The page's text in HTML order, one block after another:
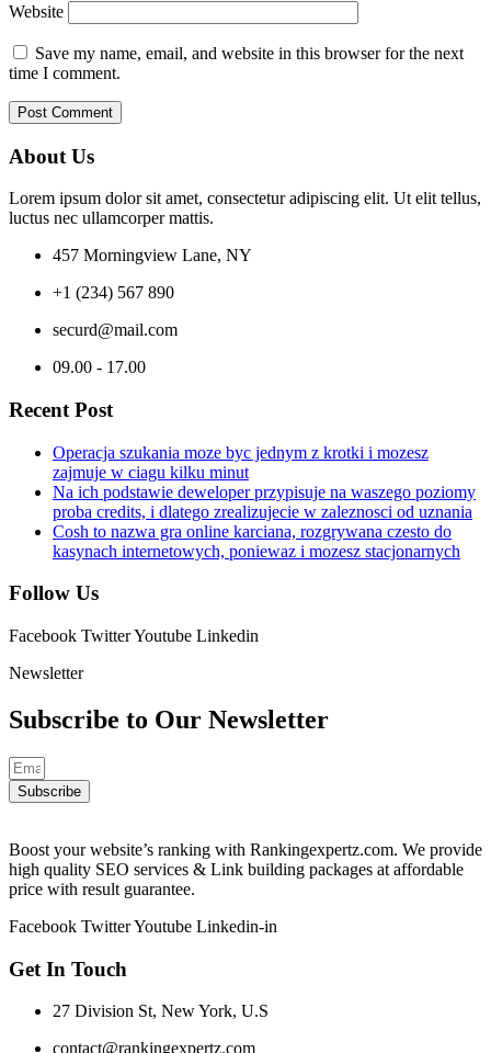
Website
Save my name, email, and website in this browser for the next
time I comment.
About Us
Lorem ipsum dolor sit amet, consectetur adipiscing elit. Ut elit tellus,
luctus nec ullamcorper mattis.
457 Morningview Lane, NY
+1 (234) 567 890
securd@mail.com
09.00 - 17.00
Recent Post
Operacja szukania moze byc jednym z krotki i mozesz
zajmuje w ciagu kilku minut
Na ich podstawie deweloper przypisuje na waszego poziomy
proba credits, i dlatego zrealizujecie w zaleznosci od uznania
Cosh to nazwa gra online karciana, rozgrywana czesto do
kasynach internetowych, poniewaz i mozesz stacjonarnych
Follow Us
Facebook TwitterYoutube Linkedin
Newsletter
Subscribe to Our Newsletter
Subscribe
Boost your website’s ranking with Rankingexpertz.com. We provide
high quality SEO services & Link building packages at affordable
price with result guarantee.
Facebook TwitterYoutube Linkedin-in
Get In Touch
27 Division St, New York, U.S
contact@rankingexpertz.com